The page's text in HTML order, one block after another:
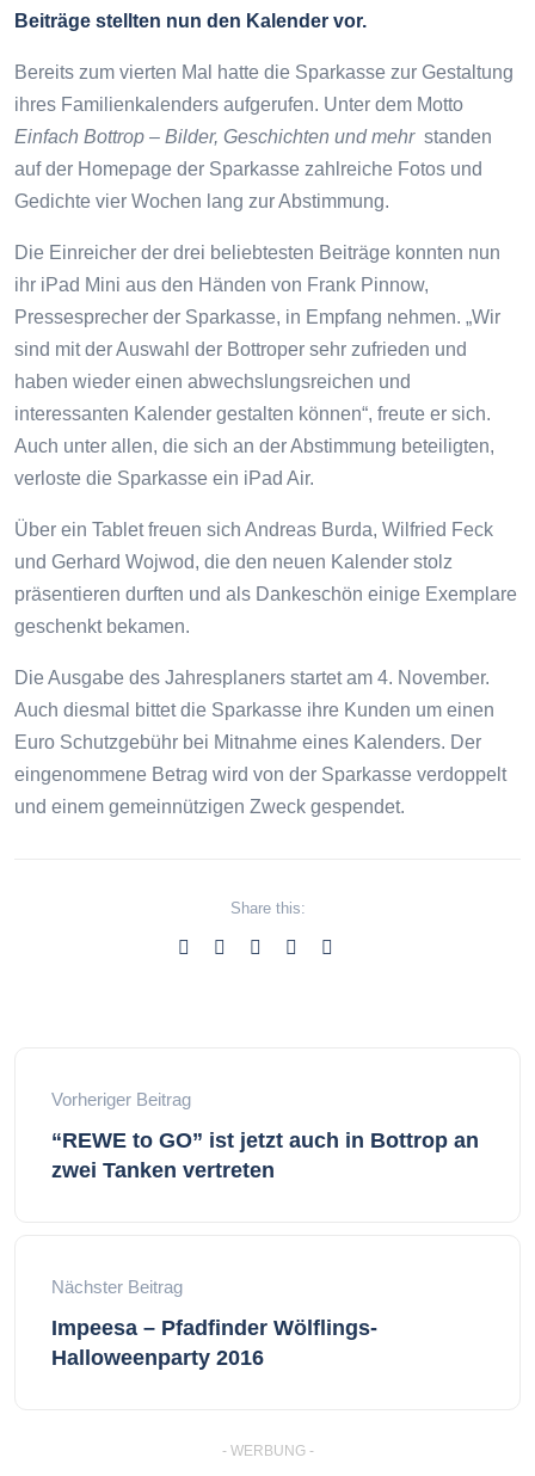
Beiträge stellten nun den Kalender vor.
Bereits zum vierten Mal hatte die Sparkasse zur Gestaltung
ihres Familienkalenders aufgerufen. Unter dem Motto
Einfach Bottrop – Bilder, Geschichten und mehr standen
auf der Homepage der Sparkasse zahlreiche Fotos und
Gedichte vier Wochen lang zur Abstimmung.
Die Einreicher der drei beliebtesten Beiträge konnten nun
ihr iPad Mini aus den Händen von Frank Pinnow,
Pressesprecher der Sparkasse, in Empfang nehmen. „Wir
sind mit der Auswahl der Bottroper sehr zufrieden und
haben wieder einen abwechslungsreichen und
interessanten Kalender gestalten können“, freute er sich.
Auch unter allen, die sich an der Abstimmung beteiligten,
verloste die Sparkasse ein iPad Air.
Über ein Tablet freuen sich Andreas Burda, Wilfried Feck
und Gerhard Wojwod, die den neuen Kalender stolz
präsentieren durften und als Dankeschön einige Exemplare
geschenkt bekamen.
Die Ausgabe des Jahresplaners startet am 4. November.
Auch diesmal bittet die Sparkasse ihre Kunden um einen
Euro Schutzgebühr bei Mitnahme eines Kalenders. Der
eingenommene Betrag wird von der Sparkasse verdoppelt
und einem gemeinnützigen Zweck gespendet.
Share this:
Vorheriger Beitrag
“REWE to GO” ist jetzt auch in Bottrop an
zwei Tanken vertreten
Nächster Beitrag
Impeesa – Pfadfinder Wölflings-
Halloweenparty 2016
- WERBUNG -